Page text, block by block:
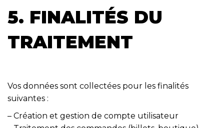
5. FINALITÉS DU
TRAITEMENT
Vos données sont collectées pour les finalités
suivantes :
– Création et gestion de compte utilisateur